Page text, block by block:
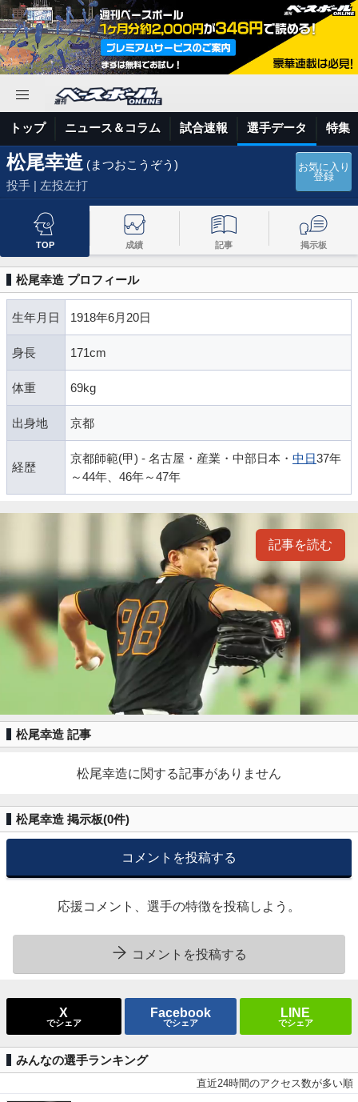
トップ ニュース＆コラム 試合速報 選手データ 特集
松尾幸造 (まつおこうぞう)
投手 | 左投左打
お気に入り
登録
TOP 成績 記事 掲示板
松尾幸造 プロフィール
生年月日 1918年6月20日
身長 171cm
体重 69kg
出身地 京都
経歴
京都師範(甲) - 名古屋・産業・中部日本・ 中日37年
～44年、46年～47年
記事を読む
松尾幸造 記事
松尾幸造に関する記事がありません
松尾幸造 掲示板(0件)
コメントを投稿する
応援コメント、選手の特徴を投稿しよう。
コメントを投稿する
X
でシェア
Facebook
でシェア
LINE
でシェア
みんなの選手ランキング
直近24時間のアクセス数が多い順